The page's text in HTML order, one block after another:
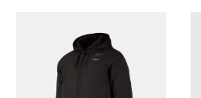
variations.
Les
options